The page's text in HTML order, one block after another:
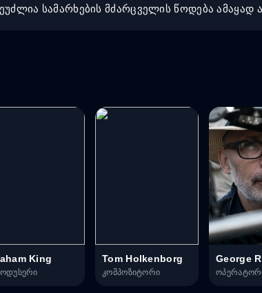
სამარხების მძარცველის წოდება ამაყად
King Tom Holkenborg
კომპოზიტორი
George